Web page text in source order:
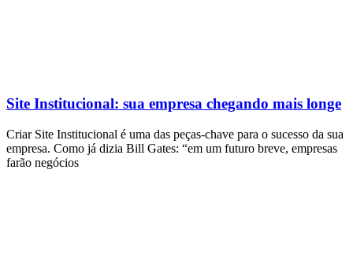
Site Institucional: sua empresa chegando mais longe
Criar Site Institucional é uma das peças-chave para o sucesso da sua
empresa. Como já dizia Bill Gates: “em um futuro breve, empresas
farão negócios